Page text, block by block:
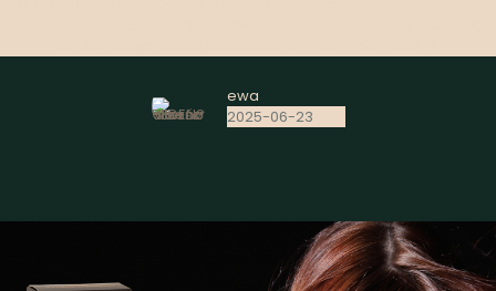
ewa
2025-06-23